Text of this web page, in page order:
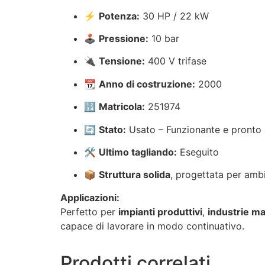
⚡ Potenza: 30 HP / 22 kW
🕹 Pressione: 10 bar
🔌 Tensione: 400 V trifase
📆 Anno di costruzione: 2000
🔢 Matricola: 251974
🔄 Stato: Usato – Funzionante e pronto
🛠 Ultimo tagliando: Eseguito
📦 Struttura solida, progettata per
Applicazioni:
Perfetto per impianti produttivi, industrie
capace di lavorare in modo continuativo.